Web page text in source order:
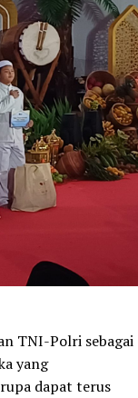
TNI-Polri sebagai
yang
dapat terus